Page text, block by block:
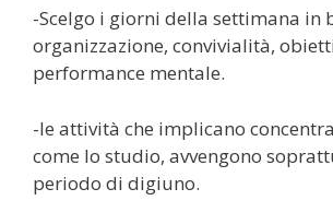
-Scelgo i giorni della settimana in
organizzazione, convivialità,
performance mentale.
-le attività che implicano
come lo studio, avvengono
periodo di digiuno.